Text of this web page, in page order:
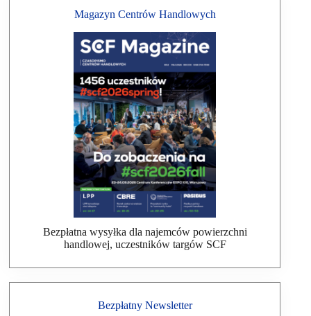
Magazyn Centrów Handlowych
Bezpłatna wysyłka dla najemców powierzchni
handlowej, uczestników targów SCF
Bezpłatny Newsletter